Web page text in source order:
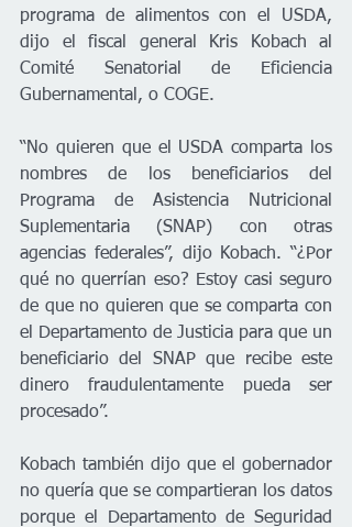
programa de alimentos con el USDA,
dijo el fiscal general Kris Kobach al
Comité Senatorial de Eficiencia
Gubernamental, o COGE.
“No quieren que el USDA comparta los
nombres de los beneficiarios del
Programa de Asistencia Nutricional
Suplementaria (SNAP) con otras
agencias federales”, dijo Kobach. “¿Por
qué no querrían eso? Estoy casi seguro
de que no quieren que se comparta con
el Departamento de Justicia para que un
beneficiario del SNAP que recibe este
dinero fraudulentamente pueda ser
procesado”.
Kobach también dijo que el gobernador
no quería que se compartieran los datos
porque el Departamento de Seguridad